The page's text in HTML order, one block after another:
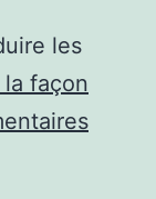
les
la façon